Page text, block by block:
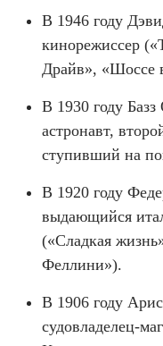
В 1946 году
кинорежиссер
Драйв», «Шоссе
В 1930 году
астронавт,
ступивший на
В 1920 году
выдающийся
(«Сладкая
Феллини»).
В 1906 году
судовладелец-